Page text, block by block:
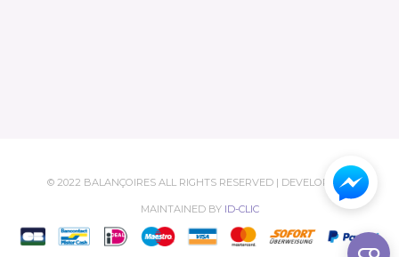
© 2022 BALANÇOIRES ALL RIGHTS RESERVED | DEVELOPED &
MAINTAINED BY ID-CLIC